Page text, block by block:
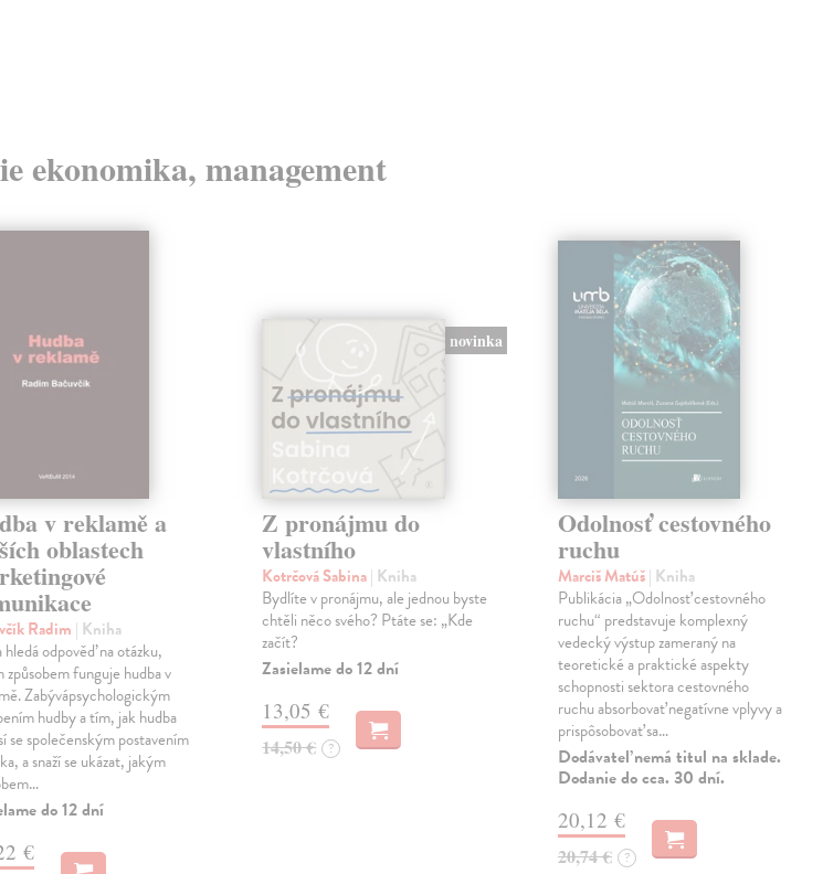
ekonomika, management
v reklamě a
oblastech
Radim | Kniha
hledá odpověď na otázku,
způsobem funguje hudba v
Zabývápsychologickým
hudby a tím, jak hudba
se společenským postavením
a snaží se ukázat, jakým
do 12 dní
€
novinka
Z pronájmu do
vlastního
Kotrčová Sabina| Kniha
Bydlíte v pronájmu, ale jednou byste
chtěli něco svého? Ptáte se: „Kde
začít?
Zasielame do 12 dní
13,05 €
14,50 € ?
Odolnosť cestovného
ruchu
Marciš Matúš| Kniha
Publikácia „Odolnosť cestovného
ruchu“ predstavuje komplexný
vedecký výstup zameraný na
teoretické a praktické aspekty
schopnosti sektora cestovného
ruchu absorbovať negatívne vplyvy a
prispôsobovať sa…
Dodávateľ nemá titul na sklade.
Dodanie do cca. 30 dní.
20,12 €
20,74 € ?